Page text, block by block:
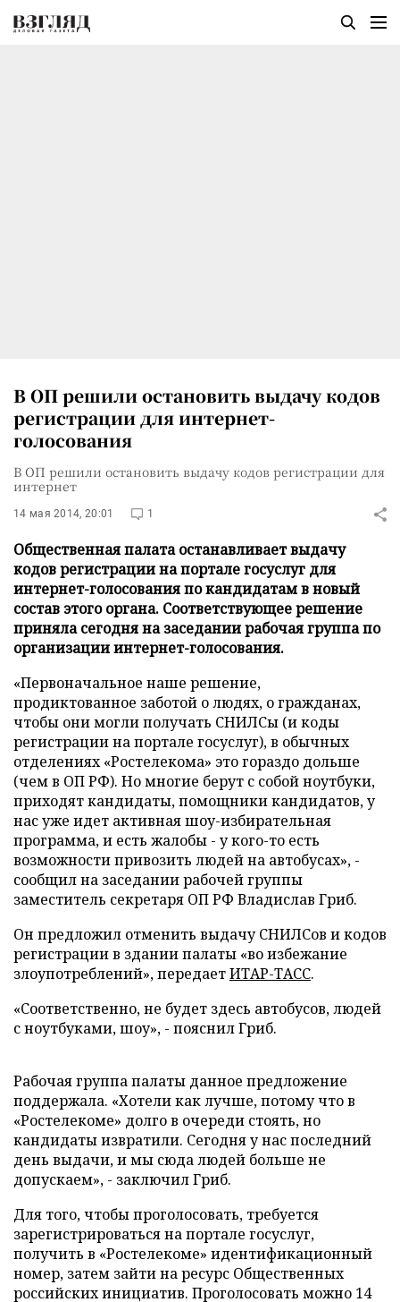
В ОП решили остановить выдачу кодов
регистрации для интернет-
голосования
В ОП решили остановить выдачу кодов регистрации для
интернет
14 мая 2014, 20:01 1
Общественная палата останавливает выдачу
кодов регистрации на портале госуслуг для
интернет-голосования по кандидатам в новый
состав этого органа. Соответствующее решение
приняла сегодня на заседании рабочая группа по
организации интернет-голосования.
«Первоначальное наше решение,
продиктованное заботой о людях, о гражданах,
чтобы они могли получать СНИЛСы (и коды
регистрации на портале госуслуг), в обычных
отделениях «Ростелекома» это гораздо дольше
(чем в ОП РФ). Но многие берут с собой ноутбуки,
приходят кандидаты, помощники кандидатов, у
нас уже идет активная шоу-избирательная
программа, и есть жалобы - у кого-то есть
возможности привозить людей на автобусах», -
сообщил на заседании рабочей группы
заместитель секретаря ОП РФ Владислав Гриб.
Он предложил отменить выдачу СНИЛСов и кодов
регистрации в здании палаты «во избежание
злоупотреблений», передаетИТАР-ТАСС.
«Соответственно, не будет здесь автобусов, людей
с ноутбуками, шоу», - пояснил Гриб.
Рабочая группа палаты данное предложение
поддержала. «Хотели как лучше, потому что в
«Ростелекоме» долго в очереди стоять, но
кандидаты извратили. Сегодня у нас последний
день выдачи, и мы сюда людей больше не
допускаем», - заключил Гриб.
Для того, чтобы проголосовать, требуется
зарегистрироваться на портале госуслуг,
получить в «Ростелекоме» идентификационный
номер, затем зайти на ресурс Общественных
российских инициатив. Проголосовать можно 14